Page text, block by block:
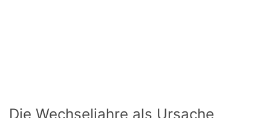
Die Wechseljahre als Ursache